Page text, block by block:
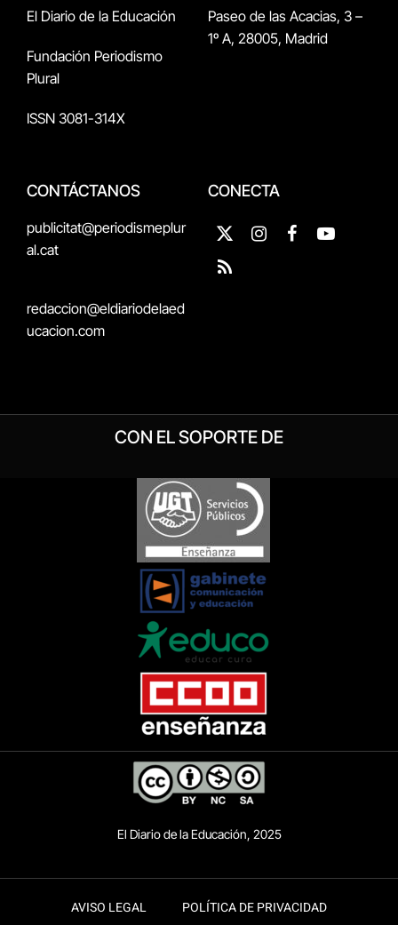
El Diario de la Educación
Fundación Periodismo
Plural
ISSN 3081-314X
Paseo de las Acacias, 3 –
1º A, 28005, Madrid
CONTÁCTANOS
publicitat@periodismeplur
al.cat
redaccion@eldiariodelaed
ucacion.com
CONECTA
X
(Twitter)
InstagramFacebookYouTube
RSS
CON EL SOPORTE DE
El Diario de la Educación, 2025
AVISO LEGAL POLÍTICA DE PRIVACIDAD